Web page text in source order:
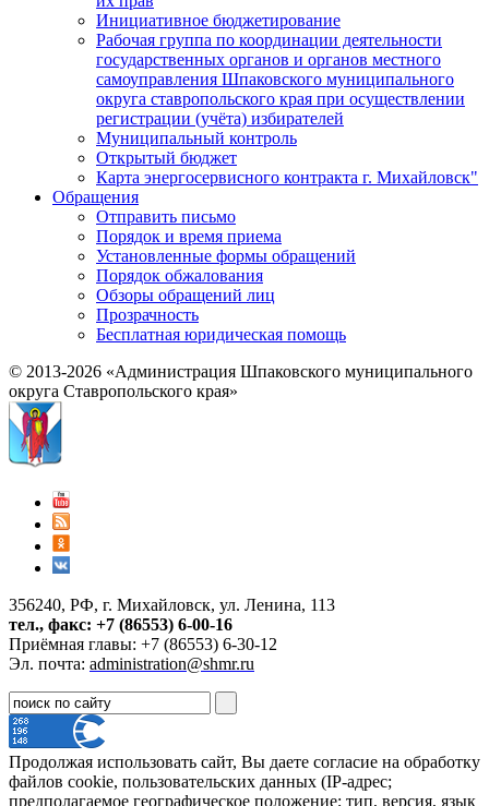
Инициативное бюджетирование
Рабочая группа по координации деятельности
государственных органов и органов местного
самоуправления Шпаковского муниципального
округа ставропольского края при осуществлении
регистрации (учёта) избирателей
Муниципальный контроль
Открытый бюджет
Карта энергосервисного контракта г. Михайловск"
Обращения
Отправить письмо
Порядок и время приема
Установленные формы обращений
Порядок обжалования
Обзоры обращений лиц
Прозрачность
Бесплатная юридическая помощь
© 2013-2026 «Администрация Шпаковского муниципального
округа Ставропольского края»
356240, РФ, г. Михайловск, ул. Ленина, 113
тел., факс: +7 (86553) 6-00-16
Приёмная главы: +7 (86553) 6-30-12
Эл. почта: administration@shmr.ru
Продолжая использовать сайт, Вы даете согласие на обработку
файлов cookie, пользовательских данных (IP-адрес;
предполагаемое географическое положение; тип, версия, язык